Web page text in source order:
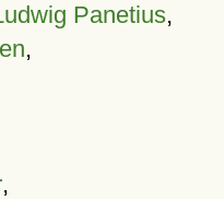
Panetius,
,
,